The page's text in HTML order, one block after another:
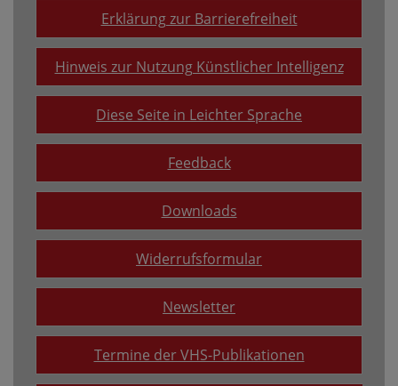
Erklärung zur Barrierefreiheit
Hinweis zur Nutzung Künstlicher Intelligenz
Diese Seite in Leichter Sprache
Feedback
Downloads
Widerrufsformular
Newsletter
Termine der VHS-Publikationen